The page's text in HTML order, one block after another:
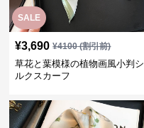
SALE
¥3,690 ¥4100(割引前)
草花と葉模様の植物画風小判シ
ルクスカーフ